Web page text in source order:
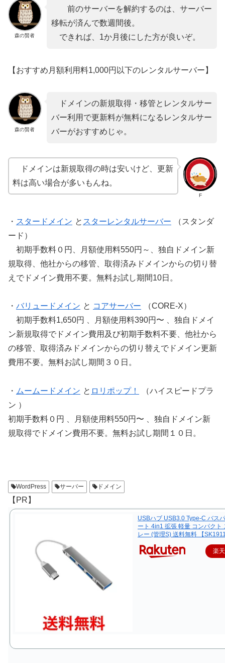
森の賢者
前のサーバーを解約するのは、サーバー
移転が済んで数週間後。
できれば、1か月後にした方が良いぞ。
【おすすめ月額利用料1,000円以下のレンタルサーバー】
森の賢者
ドメインの新規取得・移管とレンタルサー
バー利用で更新料が無料になるレンタルサー
バーがおすすめじゃ。
F
ドメインは新規取得の時は安いけど、更新
料は高い場合が多いもんね。
・ スタードメイン と スターレンタルサーバー
（スタンダ
ード）
初期手数料０円、月額使用料550円～、独自ドメイン新
規取得、他社からの移管、取得済みドメインからの切り替
えでドメイン費用不要。無料お試し期間10日。
・ バリュードメイン と コアサーバー
（CORE-X）
初期手数料1,650円 、月額使用料390円〜 、独自ドメイ
ン新規取得でドメイン費用及び初期手数料不要、他社から
の移管、取得済みドメインからの切り替えでドメイン更新
費用不要。無料お試し期間３０日。
・ ムームードメイン と ロリポップ！
（ハイスピードプラ
ン ）
初期手数料０円 、月額使用料550円〜 、独自ドメイン新
規取得でドメイン費用不要。無料お試し期間１０日。
WordPress サーバー ドメイン
【PR】
USBハブ USB3.0 Type-C バス
ート 4in1 拡張 軽量 コンパクト
レー (管理S) 送料無料 【
楽